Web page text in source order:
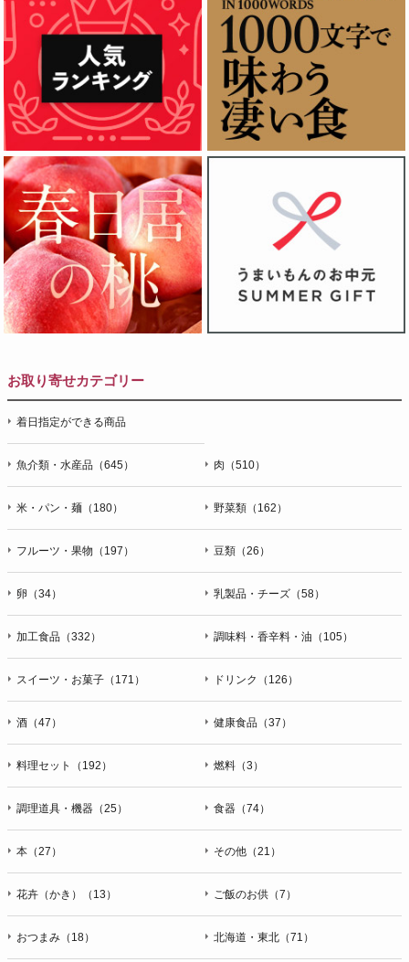
お取り寄せカテゴリー
着日指定ができる商品
魚介類・水産品（645） 肉（510）
米・パン・麺（180） 野菜類（162）
フルーツ・果物（197） 豆類（26）
卵（34） 乳製品・チーズ（58）
加工食品（332） 調味料・香辛料・油（105）
スイーツ・お菓子（171） ドリンク（126）
酒（47） 健康食品（37）
料理セット（192） 燃料（3）
調理道具・機器（25） 食器（74）
本（27） その他（21）
花卉（かき）（13） ご飯のお供（7）
おつまみ（18） 北海道・東北（71）